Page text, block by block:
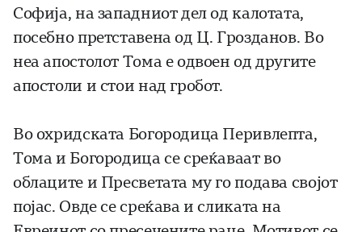
Софија, на западниот дел од калотата,
посебно претставена од Ц. Грозданов. Во
неа апостолот Тома е одвоен од другите
апостоли и стои над гробот.
Во охридската Богородица Перивлепта,
Тома и Богородица се среќаваат во
облаците и Пресветата му го подава својот
појас. Овде се среќава и сликата на